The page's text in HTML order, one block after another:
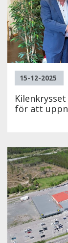
15-12-2025
för att